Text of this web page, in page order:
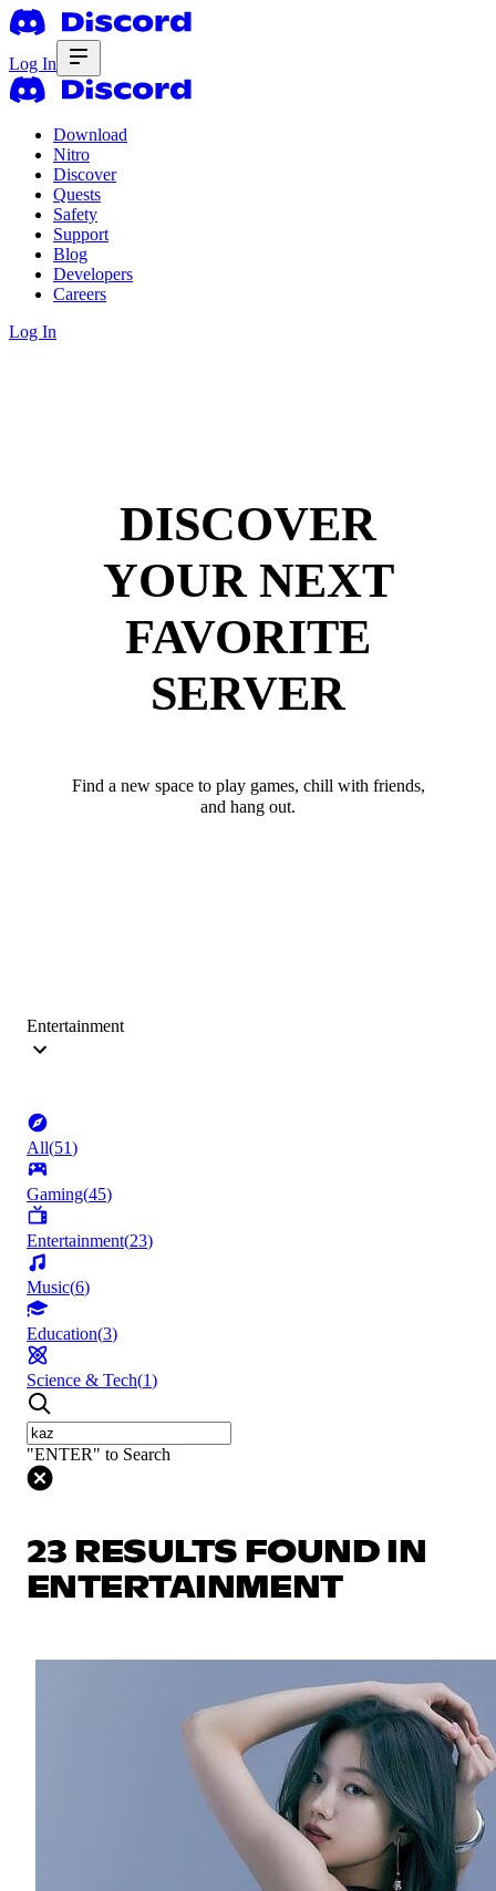
Log In
Download
Nitro
Discover
Quests
Safety
Support
Blog
Developers
Careers
Log In
DISCOVER
YOUR NEXT
FAVORITE
SERVER
Find a new space to play games, chill with friends,
and hang out.
Entertainment
All(51)
Gaming(45)
Entertainment(23)
Music(6)
Education(3)
Science & Tech(1)
"ENTER" to Search
23 RESULTS FOUND IN
ENTERTAINMENT